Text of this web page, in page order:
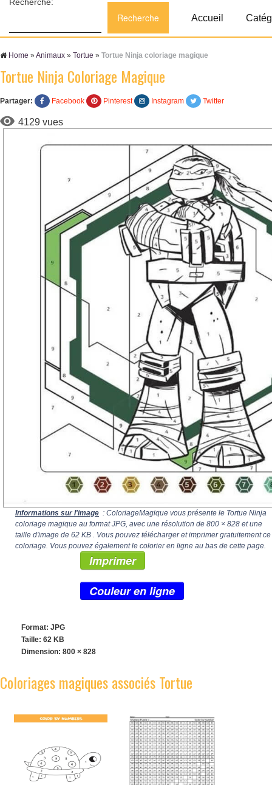
Accueil
Home »Animaux » Tortue » Tortue Ninja coloriage magique
Tortue Ninja Coloriage Magique
Partager: Facebook Pinterest Instagram Twitter
4129 vues
Informations sur l'image : ColoriageMagique vous présente le Tortue Ninja
coloriage magique au format JPG, avec une résolution de 800 × 828 et une
taille d'image de 62 KB . Vous pouvez télécharger et imprimer gratuitement ce
coloriage. Vous pouvez également le colorier en ligne au bas de cette page.
Imprimer
Couleur en ligne
Format: JPG
Taille: 62 KB
Dimension: 800 × 828
Coloriages magiques associés Tortue